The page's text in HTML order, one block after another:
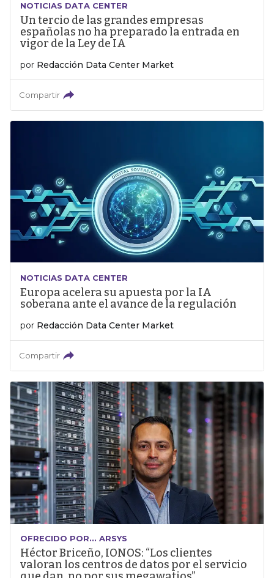
NOTICIAS DATA CENTER
Un tercio de las grandes empresas
españolas no ha preparado la entrada en
vigor de la Ley de IA
por Redacción Data Center Market
Compartir
NOTICIAS DATA CENTER
Europa acelera su apuesta por la IA
soberana ante el avance de la regulación
por Redacción Data Center Market
Compartir
OFRECIDO POR... ARSYS
Héctor Briceño, IONOS: “Los clientes
valoran los centros de datos por el servicio